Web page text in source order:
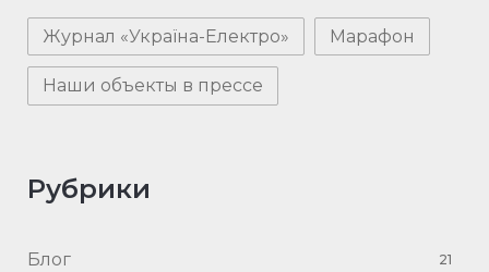
Журнал «Україна-Електро» Марафон
Наши объекты в прессе
Рубрики
Блог 21